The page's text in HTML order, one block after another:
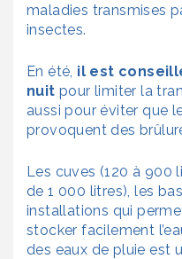
maladies transmises
insectes.
En été, il est
nuit pour limiter la
aussi pour éviter que
provoquent des
Les cuves (120 à 900
de 1 000 litres), les
installations qui
stocker facilement
des eaux de pluie est